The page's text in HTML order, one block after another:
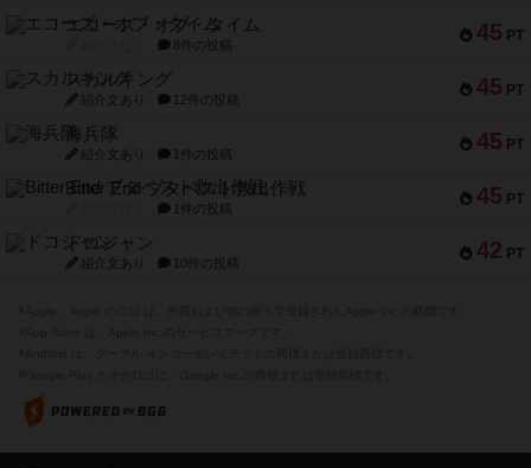
45 PT
エコーズ・オブ・タイム
8件の投稿
45 PT
スカルキング
紹介文あり 12件の投稿
45 PT
海兵隊
紹介文あり 1件の投稿
45 PT
Bitter End ブタペスト救出作戦
1件の投稿
42 PT
ドコジャン
紹介文あり 10件の投稿